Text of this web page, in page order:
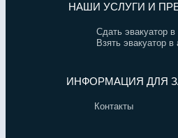
НАШИ УСЛУГИ И
Сдать эвакуатор в
Взять эвакуатор в
ИНФОРМАЦИЯ ДЛЯ
Контакты